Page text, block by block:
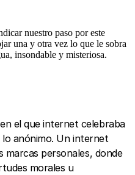
nuestro paso por este
una y otra vez lo que le sobra
insondable y misteriosa.
el que internet celebraba
lo anónimo. Un internet
marcas personales, donde
morales u